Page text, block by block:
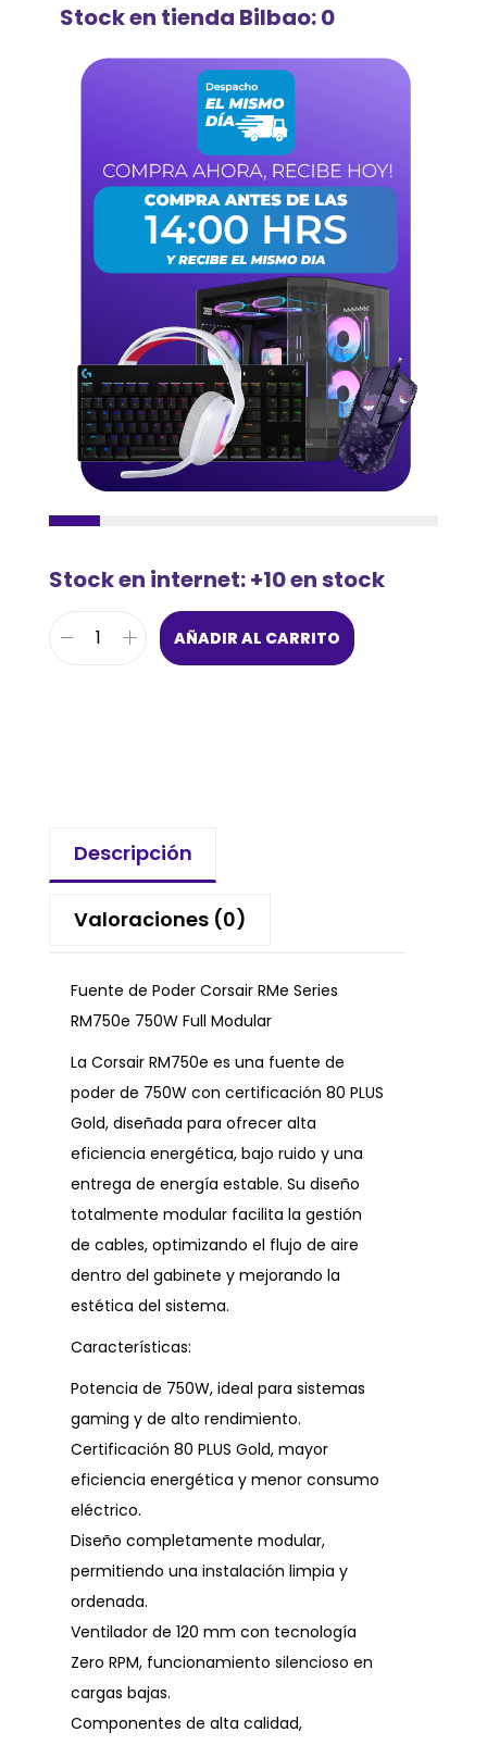
Stock en tienda Bilbao: 0
Stock en internet: +10 en stock
AÑADIR AL CARRITO
Descripción
Valoraciones (0)
Fuente de Poder Corsair RMe Series
RM750e 750W Full Modular
La Corsair RM750e es una fuente de
poder de 750W con certificación 80 PLUS
Gold, diseñada para ofrecer alta
eficiencia energética, bajo ruido y una
entrega de energía estable. Su diseño
totalmente modular facilita la gestión
de cables, optimizando el flujo de aire
dentro del gabinete y mejorando la
estética del sistema.
Características:
Potencia de 750W, ideal para sistemas
gaming y de alto rendimiento.
Certificación 80 PLUS Gold, mayor
eficiencia energética y menor consumo
eléctrico.
Diseño completamente modular,
permitiendo una instalación limpia y
ordenada.
Ventilador de 120 mm con tecnología
Zero RPM, funcionamiento silencioso en
cargas bajas.
Componentes de alta calidad,